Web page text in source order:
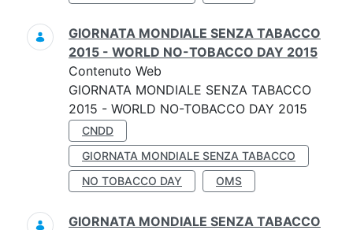
GIORNATA MONDIALE SENZA TABACCO
2015 - WORLD NO-TOBACCO DAY 2015
Contenuto Web
GIORNATA MONDIALE SENZA TABACCO
2015 - WORLD NO-TOBACCO DAY 2015
CNDD
GIORNATA MONDIALE SENZA TABACCO
NO TOBACCO DAY
OMS
GIORNATA MONDIALE SENZA TABACCO